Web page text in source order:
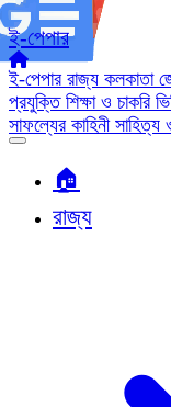
ই-পেপার
ই-পেপার রাজ্য কলকাতা
প্রযুক্তি শিক্ষা ও চাকরি
সাফল্যের কাহিনী সাহিত্য
🏠︎
রাজ্য